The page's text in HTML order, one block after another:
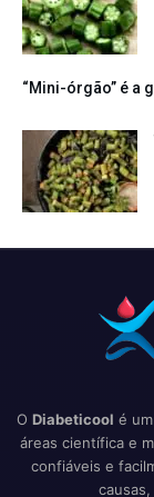
“Mini-órgão” é a
O Diabeticool é
áreas científica e
confiáveis e